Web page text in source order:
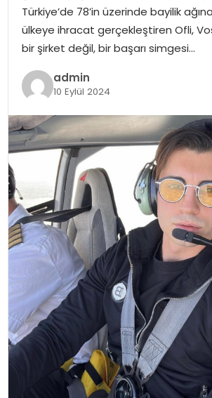
SIYASET
SPOR
TEKNOLOJI
YAŞAM
Türkiye’de 78’in üzerinde bayilik
ülkeye ihracat gerçekleştiren Ofli,
bir şirket değil, bir başarı simgesi…
admin
10 Eylül 2024